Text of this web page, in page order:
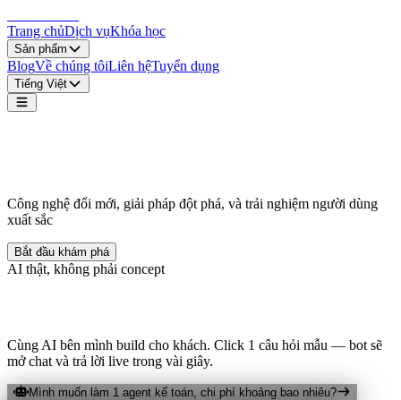
Trang chủDịch vụKhóa học
Sản phẩm
BlogVề chúng tôiLiên hệTuyển dụng
Tiếng Việt
Công nghệ đổi mới, giải pháp đột phá, và trải nghiệm người dùng
xuất sắc
Bắt đầu khám phá
AI thật, không phải concept
Cùng AI bên mình build cho khách. Click 1 câu hỏi mẫu — bot sẽ
mở chat và trả lời live trong vài giây.
Mình muốn làm 1 agent kế toán, chi phí khoảng bao nhiêu?